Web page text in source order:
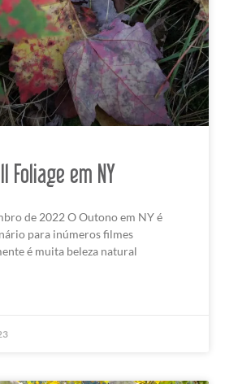
Foliage em NY
de 2022 O Outono em NY é
para inúmeros filmes
é muita beleza natural